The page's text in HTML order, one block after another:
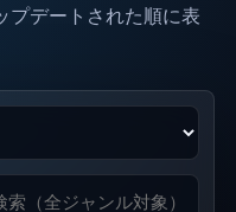
プデートされた順に表